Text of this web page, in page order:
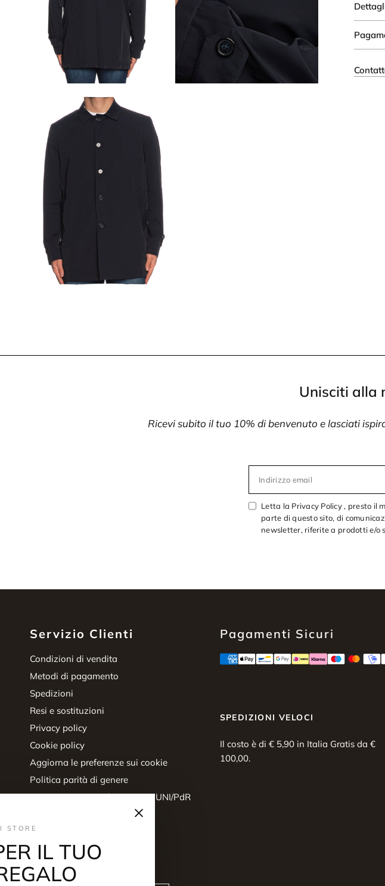
Unisciti alla
Ricevi subito il tuo 10% di benvenuto e lasciati
Indirizzo email
Letta la Privacy Policy , presto il
parte di questo sito, di
newsletter, riferite a prodotti e/o
Servizio Clienti
Condizioni di vendita
Metodi di pagamento
Spedizioni
Resi e sostituzioni
Privacy policy
Cookie policy
Aggiorna le preferenze sui cookie
Politica parità di genere
Certificazione parità di genere UNI/PdR
Diritto di recesso
Pagamenti Sicuri
SPEDIZIONI VELOCI
Il costo è di € 5,90 in Italia Gratis da €
100,00.
×
STORE
IL TUO